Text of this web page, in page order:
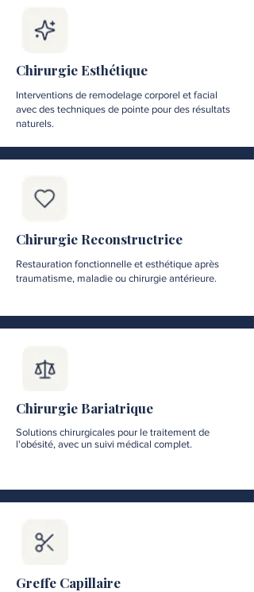
Chirurgie Esthétique
Interventions de remodelage corporel et facial
avec des techniques de pointe pour des résultats
naturels.
Chirurgie Reconstructrice
Restauration fonctionnelle et esthétique après
traumatisme, maladie ou chirurgie antérieure.
Chirurgie Bariatrique
Solutions chirurgicales pour le traitement de
l'obésité, avec un suivi médical complet.
Greffe Capillaire